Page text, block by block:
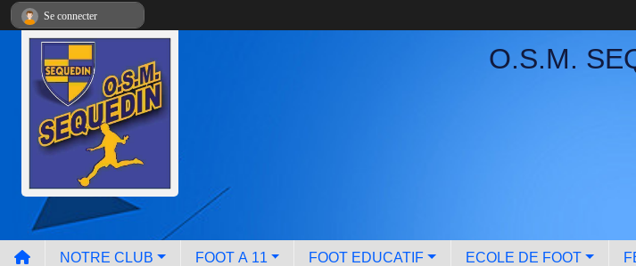
O.S.M.
NOTRE CLUB FOOT A 11 FOOT EDUCATIF ECOLE DE FOOT
Se connecter
Panneau de gestion des cookies